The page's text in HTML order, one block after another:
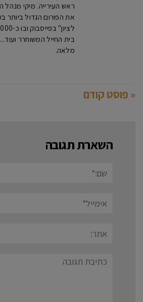
ראש העירייה. מיקי מנהל
את הפורום הגדול ביותר
בית החייל המשוחרר
מלאה.
« פוסט קודם
השארת תגובה
תגובה